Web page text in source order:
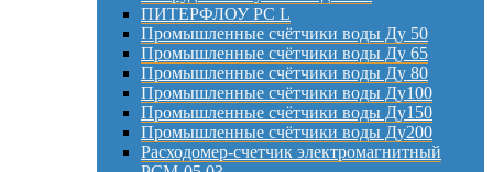
ПИТЕРФЛОУ РС L
Промышленные счётчики воды Ду 50
Промышленные счётчики воды Ду 65
Промышленные счётчики воды Ду 80
Промышленные счётчики воды Ду100
Промышленные счётчики воды Ду150
Промышленные счётчики воды Ду200
Расходомер-счетчик электромагнитный